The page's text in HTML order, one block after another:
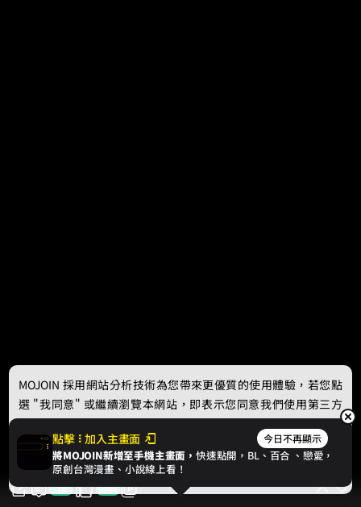
18 999+
點擊 加入主畫面 今日不再顯示
將MOJOIN新增至手機主畫面，快速點開，BL、 百合 、戀愛，
原創台灣漫畫、小說線上看！
MOJOIN 採用網站分析技術為您帶來更優質的使用體驗，若您點
選 "我同意" 或繼續瀏覽本網站，即表示您同意我們使用第三方
Cookie，欲瞭解更多資訊請見隱私權政策。
我同意